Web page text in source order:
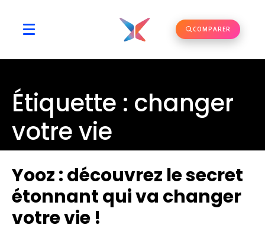
COMPARER
Étiquette : changer
votre vie
Yooz : découvrez le secret
étonnant qui va changer
votre vie !